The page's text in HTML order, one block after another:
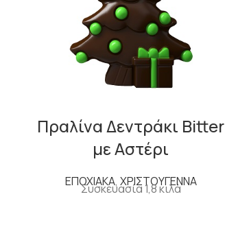
Πραλίνα Δεντράκι Bitter
με Αστέρι
ΕΠΟΧΙΑΚΑ, ΧΡΙΣΤΟΥΓΕΝΝΑ
Συσκευασία 1,8 κιλά